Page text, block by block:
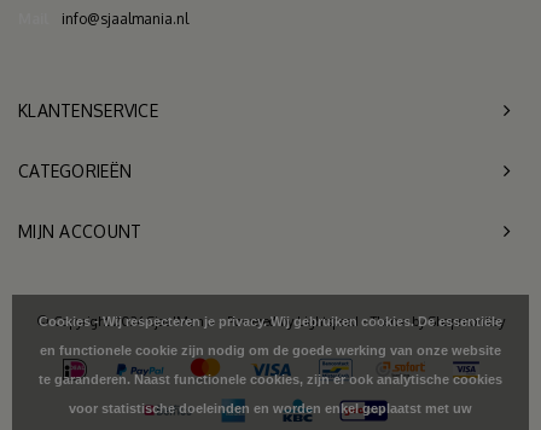
info@sjaalmania.nl
KLANTENSERVICE
CATEGORIEËN
MIJN ACCOUNT
© Copyright 2026 SjaalMania - Powered byLightspeed - Theme byShopmonkey
Cookies - Wij respecteren je privacy. Wij gebruiken cookies. De essentiële
en functionele cookie zijn nodig om de goede werking van onze website
te garanderen. Naast functionele cookies, zijn er ook analytische cookies
voor statistische doeleinden en worden enkel geplaatst met uw